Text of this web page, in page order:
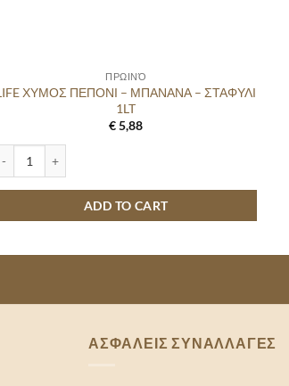
ΠΡΩΙΝΌ
ΧΥΜΟΣ ΠΕΠΟΝΙ – ΜΠΑΝΑΝΑ – ΣΤΑΦΥΛΙ
1LT
€5,88
ADD TO CART
ΑΣΦΑΛΕΙΣ ΣΥΝΑΛΛΑΓΕΣ